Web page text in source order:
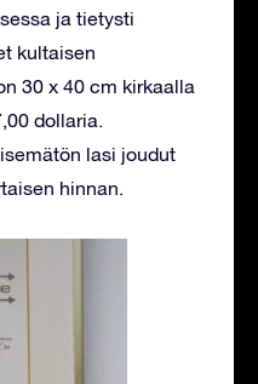
ja tietysti
kultaisen
30 x 40 cm kirkaalla
dollaria.
lasi joudut
hinnan.